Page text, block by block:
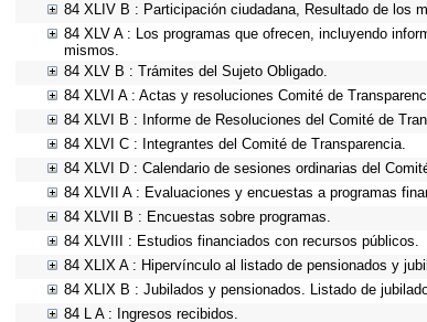
84 XLIV B : Participación ciudadana, Resultado de los
84 XLV A : Los programas que ofrecen, incluyendo
mismos.
84 XLV B : Trámites del Sujeto Obligado.
84 XLVI A : Actas y resoluciones Comité de
84 XLVI B : Informe de Resoluciones del Comité de
84 XLVI C : Integrantes del Comité de Transparencia.
84 XLVI D : Calendario de sesiones ordinarias del
84 XLVII A : Evaluaciones y encuestas a programas
84 XLVII B : Encuestas sobre programas.
84 XLVIII : Estudios financiados con recursos públicos.
84 XLIX A : Hipervínculo al listado de pensionados y
84 XLIX B : Jubilados y pensionados. Listado de
84 L A : Ingresos recibidos.